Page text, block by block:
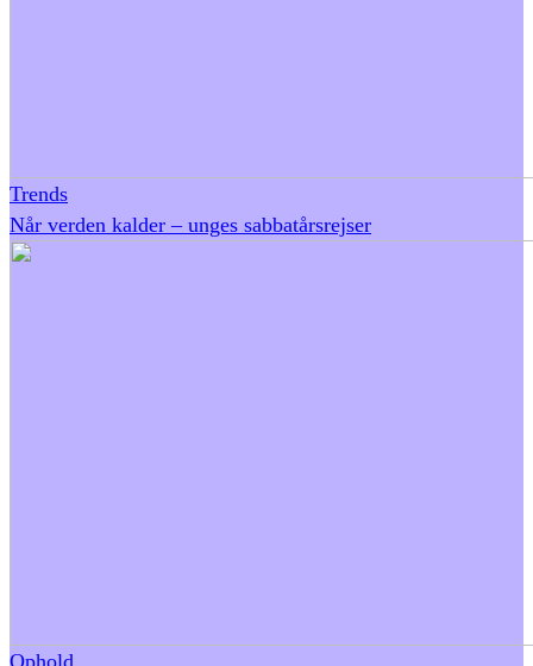
Trends
Når verden kalder – unges sabbatårsrejser